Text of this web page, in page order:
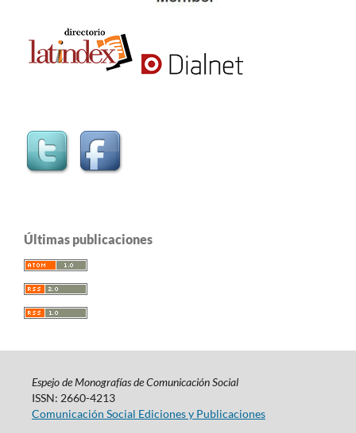
Últimas publicaciones
Espejo de Monografías de Comunicación Social
ISSN: 2660-4213
Comunicación Social Ediciones y Publicaciones